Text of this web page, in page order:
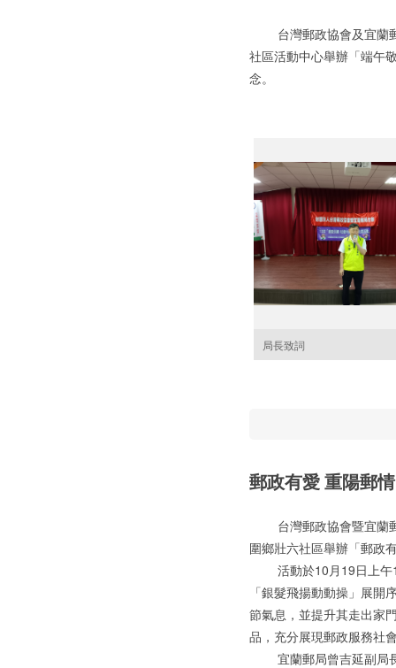
台灣郵政協會及宜蘭郵
社區活動中心舉辦「端午
念。
局長致詞
郵政有愛 重陽郵情
台灣郵政協會暨宜蘭郵
圍鄉壯六社區舉辦「郵政
活動於10月19日上午
「銀髮飛揚動動操」展
節氣息，並提升其走出家
品，充分展現郵政服務社
宜蘭郵局曾吉延副局長